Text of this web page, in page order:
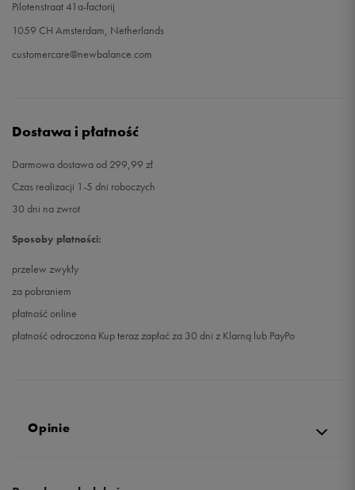
Pilotenstraat 41a-factorij
1059 CH Amsterdam, Netherlands
customercare@newbalance.com
Dostawa i płatność
Darmowa dostawa od 299,99 zł
Czas realizacji 1-5 dni roboczych
30 dni na zwrot
Sposoby płatności:
przelew zwykły
za pobraniem
płatność online
płatność odroczona Kup teraz zapłać za 30 dni z Klarną lub PayPo
Opinie